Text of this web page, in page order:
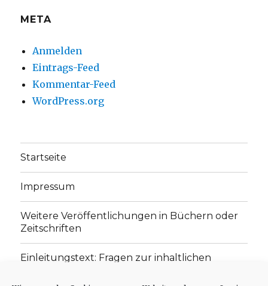
META
Anmelden
Eintrags-Feed
Kommentar-Feed
WordPress.org
Startseite
Impressum
Weitere Veröffentlichungen in Büchern oder
Zeitschriften
Einleitungstext: Fragen zur inhaltlichen
„schwachen Glaubens“